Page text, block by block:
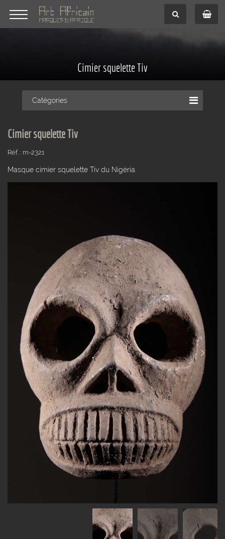
Cimier squelette Tiv
Catégories
Cimier squelette Tiv
Réf. : m-2321
Masque cimier squelette Tiv du Nigéria.